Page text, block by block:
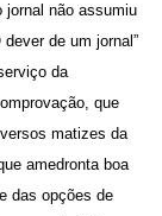
jornal não assumiu
de um jornal”
da
que
matizes da
amedronta boa
das opções de